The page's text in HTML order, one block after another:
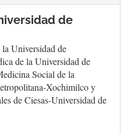
de
la Universidad de
de la Universidad de
Social de la
Xochimilco y
de Ciesas-Universidad de